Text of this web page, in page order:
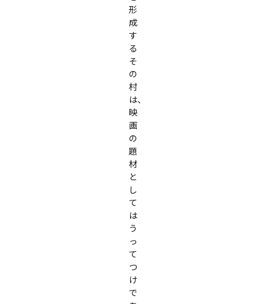
形
成
す
る
そ
の
村
は、
映
画
の
題
材
と
し
て
は
う
っ
て
つ
け
で